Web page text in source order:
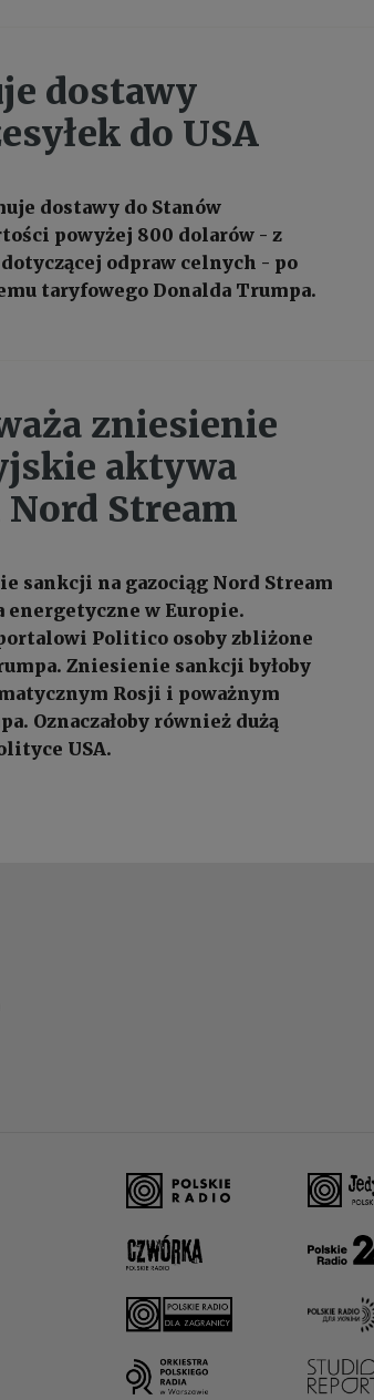
dostawy
do USA
dostawy do Stanów
powyżej 800 dolarów - z
odpraw celnych - po
taryfowego Donalda Trumpa.
zniesienie
aktywa
Stream
sankcji na gazociąg Nord Stream
w Europie.
Politico osoby zbliżone
Zniesienie sankcji byłoby
Rosji i poważnym
Oznaczałoby również dużą
USA.